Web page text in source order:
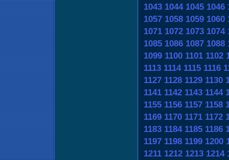
1043 1044 1045 1046
1057 1058 1059 1060
1071 1072 1073 1074
1085 1086 1087 1088
1099 1100 1101 1102
1113 1114 1115 1116
1127 1128 1129 1130
1141 1142 1143 1144
1155 1156 1157 1158
1169 1170 1171 1172
1183 1184 1185 1186
1197 1198 1199 1200
1211 1212 1213 1214